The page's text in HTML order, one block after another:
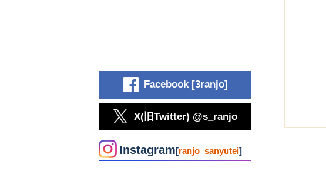
Facebook [3ranjo]
X(旧Twitter) @s_ranjo
Instagram[ranjo_sanyutei]